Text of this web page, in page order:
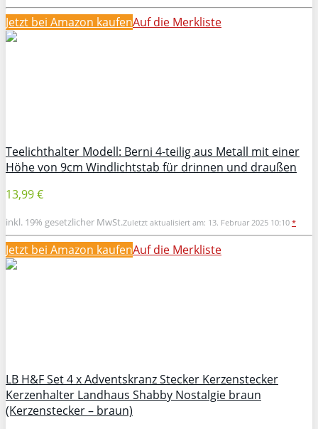
Jetzt bei Amazon kaufenAuf die Merkliste
Teelichthalter Modell: Berni 4-teilig aus Metall mit einer
Höhe von 9cm Windlichtstab für drinnen und draußen
13,99 €
inkl. 19% gesetzlicher MwSt.Zuletzt aktualisiert am: 13. Februar 2025 10:10 *
Jetzt bei Amazon kaufenAuf die Merkliste
LB H&F Set 4 x Adventskranz Stecker Kerzenstecker
Kerzenhalter Landhaus Shabby Nostalgie braun
(Kerzenstecker – braun)